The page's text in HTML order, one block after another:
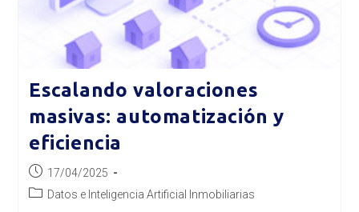
Escalando valoraciones
masivas: automatización y
eficiencia
Publicación
de
17/04/2025
Categoría
Datos e Inteligencia Artificial Inmobiliarias